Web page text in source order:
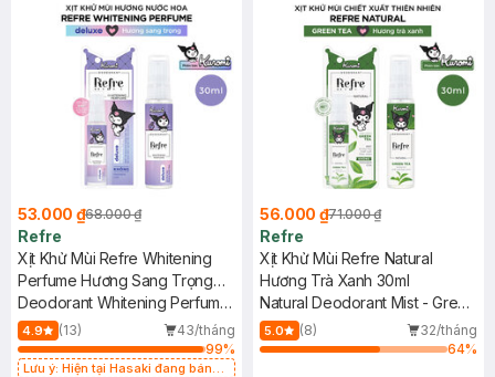
53.000 ₫68.000 ₫
Refre
Xịt Khử Mùi Refre Whitening
Perfume Hương Sang Trọng
30ml
Deodorant Whitening Perfume
- Deluxe
4.9 (13)
43/tháng
99%
Lưu ý: Hiện tại Hasaki đang bán
56.000 ₫71.000 ₫
Refre
Xịt Khử Mùi Refre Natural
Hương Trà Xanh 30ml
Natural Deodorant Mist - Green
Tea
5.0 (8)
32/tháng
64%